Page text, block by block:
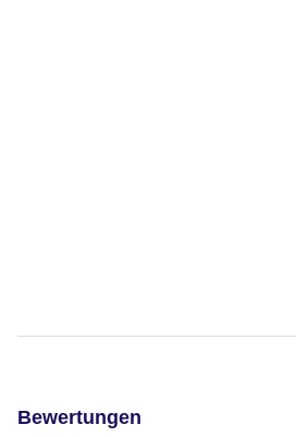
Bewertungen